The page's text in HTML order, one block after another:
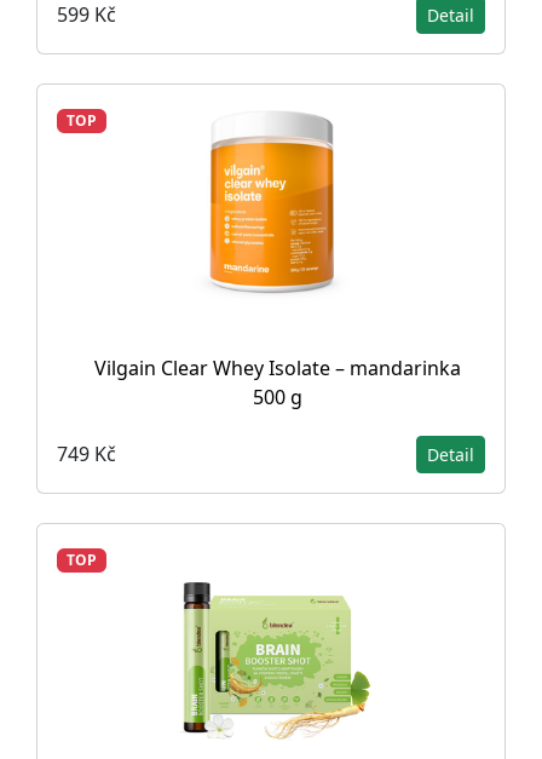
599 Kč Detail
TOP
Vilgain Clear Whey Isolate – mandarinka
500 g
749 Kč Detail
TOP